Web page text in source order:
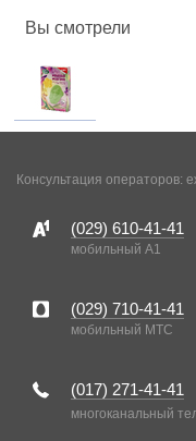
Вы смотрели
Консультация операторов:
(029) 610-41-41
мобильный A1
(029) 710-41-41
мобильный MTC
(017) 271-41-41
многоканальный